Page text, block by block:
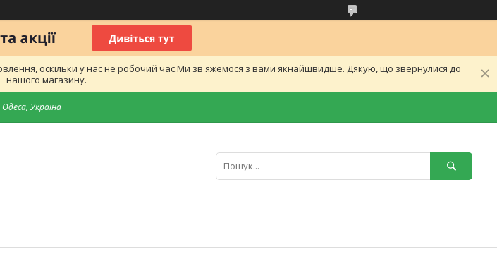
оскільки у нас не робочий час.Ми зв'яжемося з вами якнайшвидше. Дякую, що звернулися до
нашого магазину.
Україна